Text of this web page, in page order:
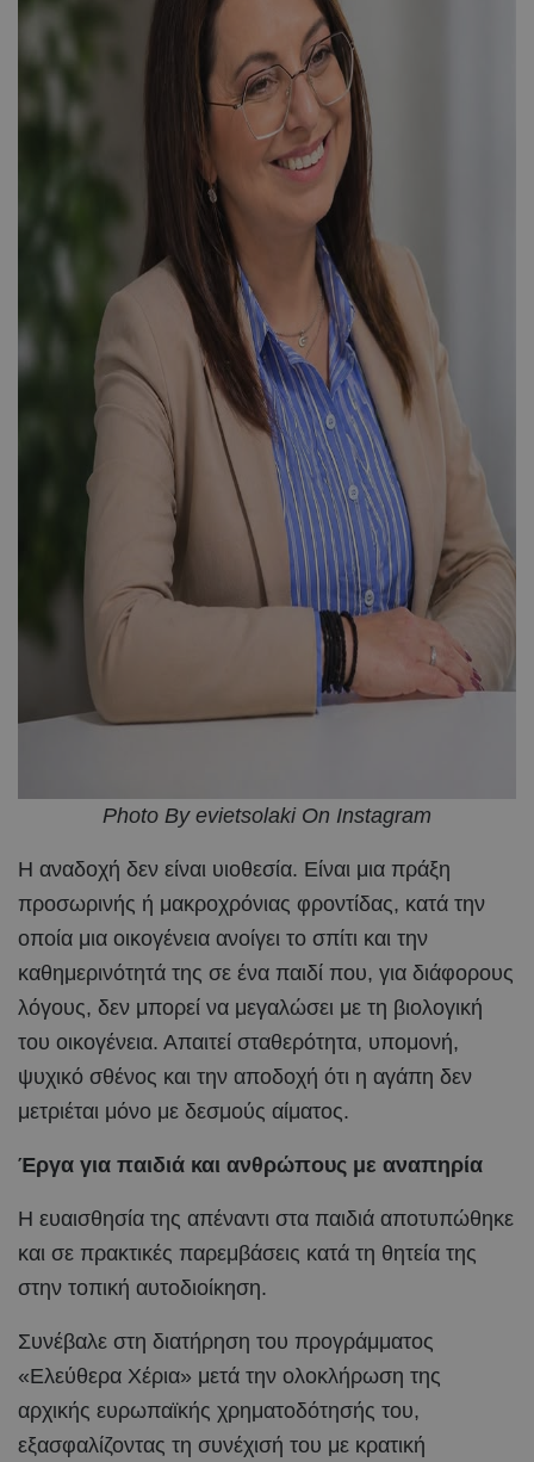
Photo By evietsolaki On Instagram
Η αναδοχή δεν είναι υιοθεσία. Είναι μια πράξη
προσωρινής ή μακροχρόνιας φροντίδας, κατά την
οποία μια οικογένεια ανοίγει το σπίτι και την
καθημερινότητά της σε ένα παιδί που, για διάφορους
λόγους, δεν μπορεί να μεγαλώσει με τη βιολογική
του οικογένεια. Απαιτεί σταθερότητα, υπομονή,
ψυχικό σθένος και την αποδοχή ότι η αγάπη δεν
μετριέται μόνο με δεσμούς αίματος.
Έργα για παιδιά και ανθρώπους με αναπηρία
Η ευαισθησία της απέναντι στα παιδιά αποτυπώθηκε
και σε πρακτικές παρεμβάσεις κατά τη θητεία της
στην τοπική αυτοδιοίκηση.
Συνέβαλε στη διατήρηση του προγράμματος
«Ελεύθερα Χέρια» μετά την ολοκλήρωση της
αρχικής ευρωπαϊκής χρηματοδότησής του,
εξασφαλίζοντας τη συνέχισή του με κρατική